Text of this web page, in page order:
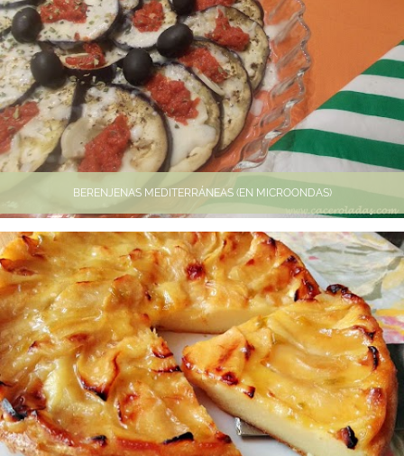
BERENJENAS MEDITERRÁNEAS (EN MICROONDAS)